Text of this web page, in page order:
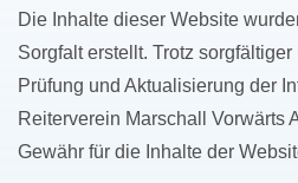
Die Inhalte dieser Website
Sorgfalt erstellt. Trotz
Prüfung und Aktualisierung der
Reiterverein Marschall Vorwärts
Gewähr für die Inhalte der